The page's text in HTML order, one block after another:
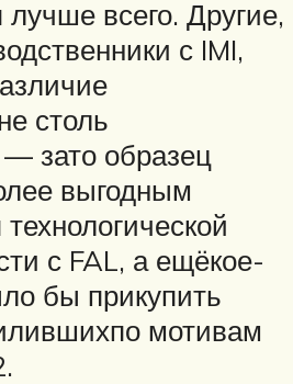
всего. Другие,
с IMI,
столь
зато образец
выгодным
с FAL, а ещёкое-
бы прикупить
мотивам